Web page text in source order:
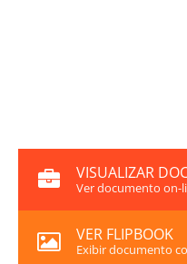
VISUALIZAR
Ver documento on-
VER FLIPBOOK
Exibir documento